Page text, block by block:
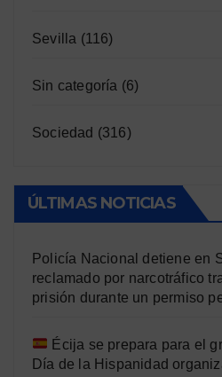
Sevilla (116)
Sin categoría (6)
Sociedad (316)
ÚLTIMAS NOTICIAS
Policía Nacional detiene en
reclamado por narcotráfico
prisión durante un permiso
Écija se prepara para el
Día de la Hispanidad